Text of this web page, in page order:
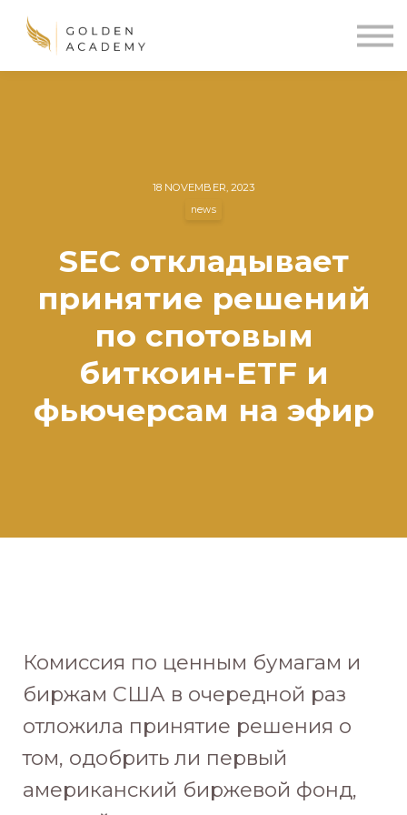
18 NOVEMBER, 2023
news
SEC откладывает
принятие решений
по спотовым
биткоин-ETF и
фьючерсам на эфир
Комиссия по ценным бумагам и
биржам США в очередной раз
отложила принятие решения о
том, одобрить ли первый
американский биржевой фонд,